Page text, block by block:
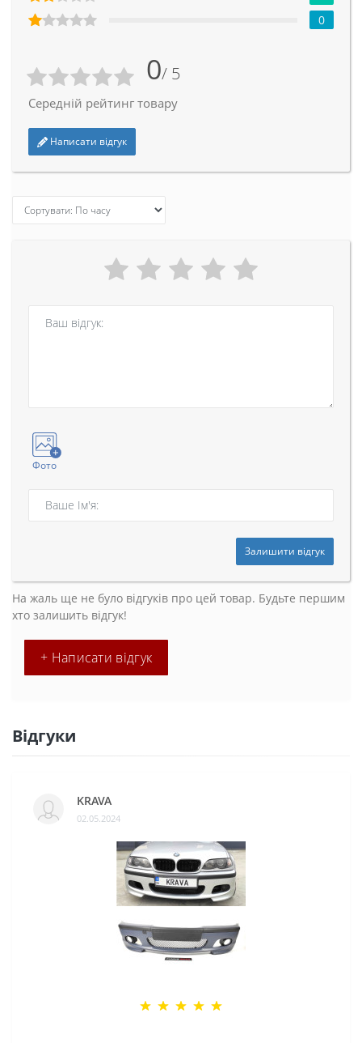
0/ 5
Середній рейтинг товару
Написати відгук
0
Фото
Залишити відгук
На жаль ще не було відгуків про цей товар. Будьте першим
хто залишить відгук!
+ Написати відгук
Відгуки
KRAVA
02.05.2024